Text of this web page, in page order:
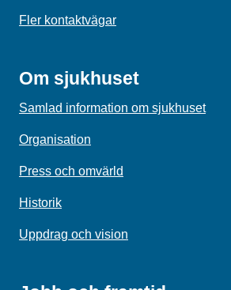
Fler kontaktvägar
Om sjukhuset
Samlad information om sjukhuset
Organisation
Press och omvärld
Historik
Uppdrag och vision